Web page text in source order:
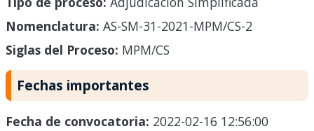
Nomenclatura: AS-SM-31-2021-MPM/CS-2
Siglas del Proceso: MPM/CS
Fechas importantes
Fecha de convocatoria: 2022-02-16 12:56:00